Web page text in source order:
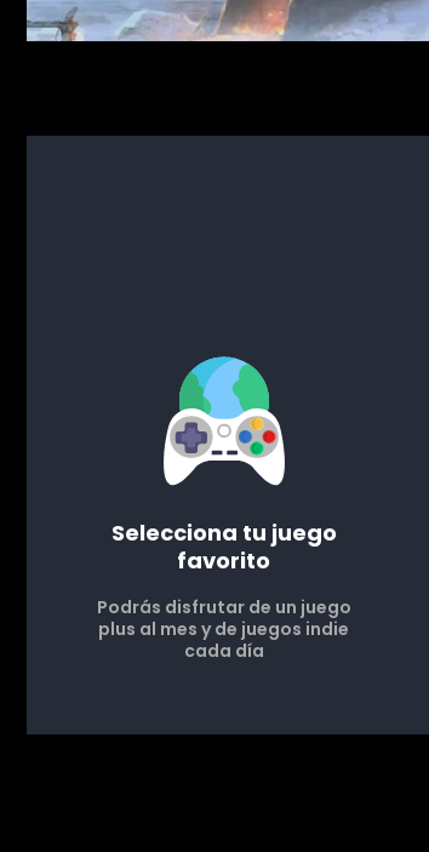
Selecciona tu juego
favorito
Podrás disfrutar de un juego
plus al mes y de juegos indie
cada día